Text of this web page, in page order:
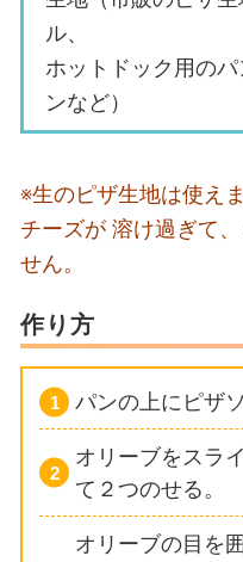
ル、
ホットドック用の
ンなど）
※生のピザ生地は使え
チーズが溶け過ぎて、
せん。
作り方
パンの上にピザ
オリーブをスラ
て２つのせる。
オリーブの目を